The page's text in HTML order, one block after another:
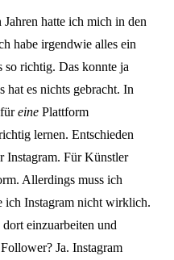
Jahren hatte ich mich in den
habe irgendwie alles ein
so richtig. Das konnte ja
hat es nichts gebracht. In
eine Plattform
lernen. Entschieden
Instagram. Für Künstler
Allerdings muss ich
ich Instagram nicht wirklich.
einzuarbeiten und
Ja. Instagram